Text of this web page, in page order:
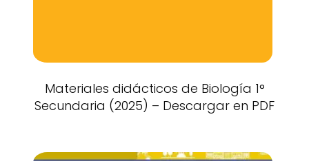
Materiales didácticos de Biología 1°
Secundaria (2025) – Descargar en PDF